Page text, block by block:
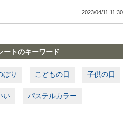
2023/04/11 11:30
ートのキーワード
ぼり こどもの日 子供の日
い パステルカラー